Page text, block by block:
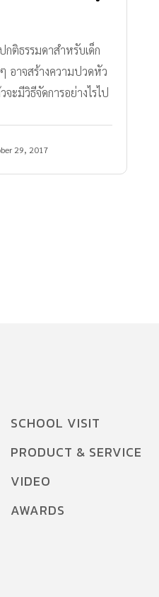
ติธรรมดาสำหรับเด็ก
อาจสร้างความปวดหัว
ะมีวิธีจัดการอย่างไรไป
29, 2017
SCHOOL VISIT
PRODUCT & SERVICE
VIDEO
AWARDS